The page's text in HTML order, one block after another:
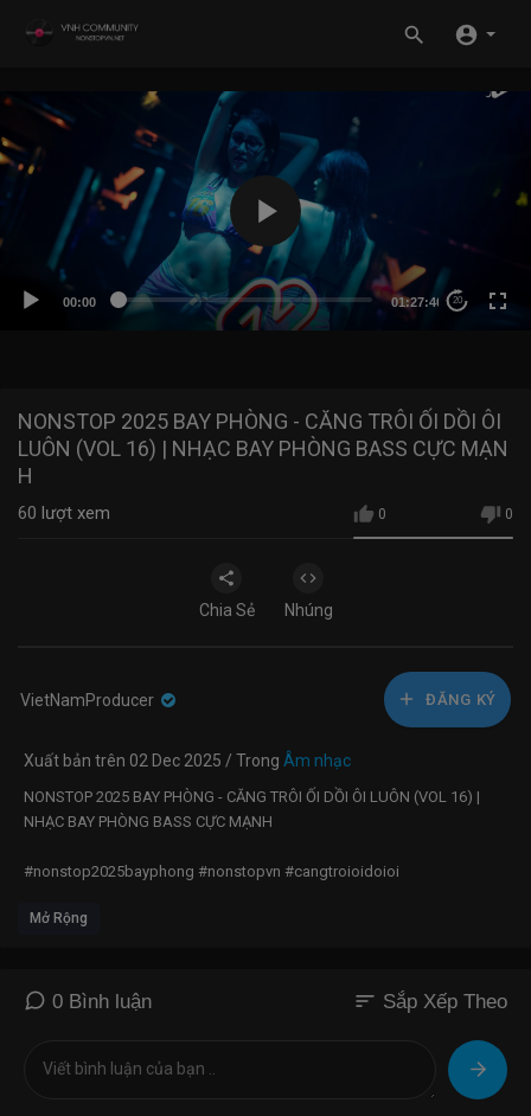
00:00 01:27:40 20
NONSTOP 2025 BAY PHÒNG - CĂNG TRÔI ỐI DỒI ÔI
LUÔN (VOL 16) | NHẠC BAY PHÒNG BASS CỰC MẠN
H ​
0 0
60 lượt xem
Chia Sẻ Nhúng
VietNamProducer ĐĂNG KÝ
Xuất bản trên 02 Dec 2025 / Trong Âm nhạc
NONSTOP 2025 BAY PHÒNG - CĂNG TRÔI ỐI DỒI ÔI LUÔN (VOL 16) |
NHẠC BAY PHÒNG BASS CỰC MẠNH ​
#nonstop2025bayphong #nonstopvn #cangtroioidoioi
► Tất cả các ca khúc chúng tôi sử dụng trong video đều được sự cho
Edit: FL Studio, Adobe After Efects 2022, Adobe Photoshop CS6
✘ Web :https://nonstopvn.net/
Mở Rộng
0 Bình luận sort Sắp Xếp Theo